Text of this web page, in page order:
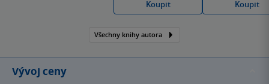
Koupit Koupit
Všechny knihy autora
Vývoj ceny